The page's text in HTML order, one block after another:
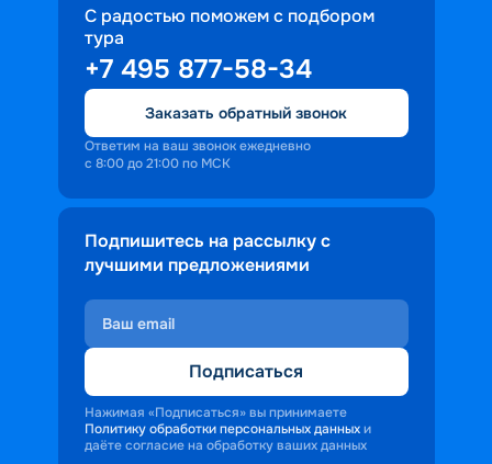
С радостью поможем с подбором
тура
+7 495 877-58-34
Заказать обратный звонок
Ответим на ваш звонок ежедневно
с 8:00 до 21:00 по МСК
Подпишитесь на рассылку с
лучшими предложениями
Подписаться
Нажимая «Подписаться» вы принимаете
Политику обработки персональных данных и
даёте согласие на обработку ваших данных